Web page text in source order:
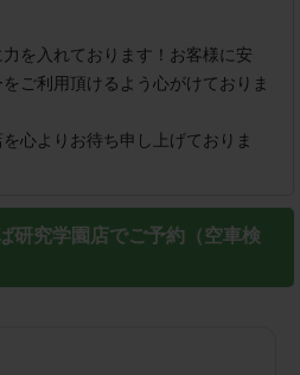
を入れております！お客様に安
ご利用頂けるよう心がけておりま
心よりお待ち申し上げておりま
研究学園店でご予約（空車検